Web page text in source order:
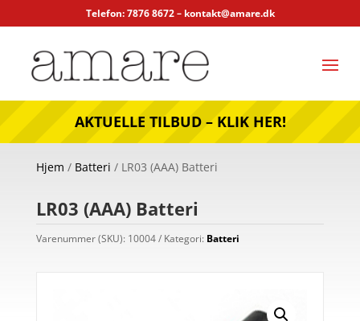
Telefon: 7876 8672 – kontakt@amare.dk
AKTUELLE TILBUD – KLIK HER!
Hjem / Batteri / LR03 (AAA) Batteri
LR03 (AAA) Batteri
Varenummer (SKU): 10004 Kategori: Batteri